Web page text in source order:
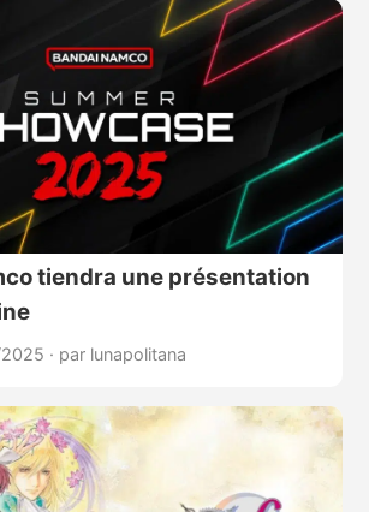
tiendra une présentation
· par lunapolitana